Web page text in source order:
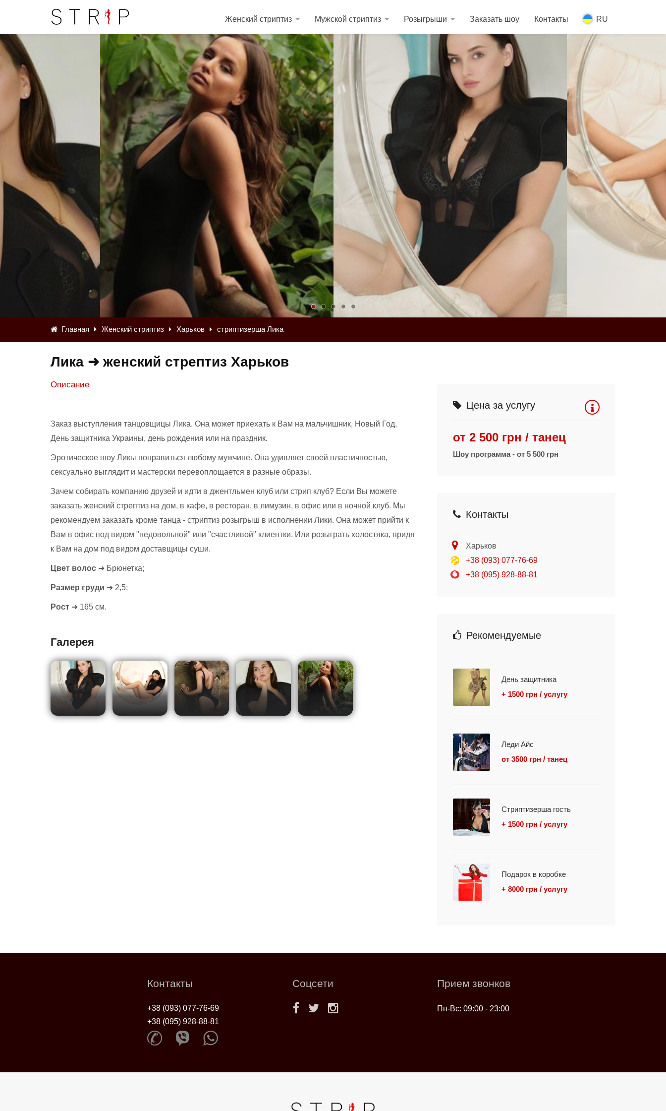
Женский стриптиз Мужской стриптиз Розыгрыши Заказать шоу Контакты RU
Главная Женский стриптиз Харьков стриптизерша Лика
Лика ➜ женский стрептиз Харьков
Описание
Заказ выступления танцовщицы Лика. Она может приехать к Вам на мальчишник, Новый Год,
День защитника Украины, день рождения или на праздник.
Эротическое шоу Ликы понравиться любому мужчине. Она удивляет своей пластичностью,
сексуально выглядит и мастерски перевоплощается в разные образы.
Зачем собирать компанию друзей и идти в джентльмен клуб или стрип клуб? Если Вы можете
заказать женский стрептиз на дом, в кафе, в ресторан, в лимузин, в офис или в ночной клуб. Мы
рекомендуем заказать кроме танца - стриптиз розыгрыш в исполнении Лики. Она может прийти к
Вам в офис под видом "недовольной" или "счастливой" клиентки. Или розыграть холостяка, придя
к Вам на дом под видом доставщицы суши.
Цвет волос ➜ Брюнетка;
Размер груди ➜ 2,5;
Рост ➜ 165 см.
Галерея
Цена за услугу
от 2 500 грн / танец
Шоу программа - от 5 500 грн
Контакты
Харьков
+38 (093) 077-76-69
+38 (095) 928-88-81
Рекомендуемые
День защитника
+ 1500 грн / услугу
Леди Айс
от 3500 грн / танец
Стриптизерша гость
+ 1500 грн / услугу
Подарок в коробке
+ 8000 грн / услугу
Контакты
+38 (093) 077-76-69
+38 (095) 928-88-81
Соцсети Прием звонков
Пн-Вс: 09:00 - 23:00